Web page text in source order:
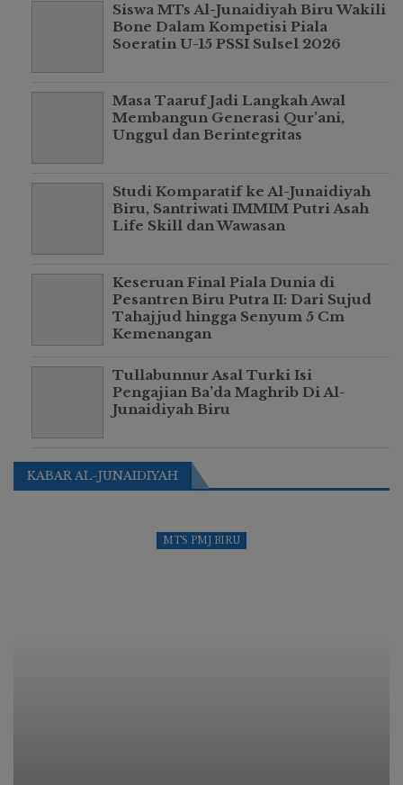
Siswa MTs Al-Junaidiyah Biru Wakili
Bone Dalam Kompetisi Piala
Soeratin U-15 PSSI Sulsel 2026
Masa Taaruf Jadi Langkah Awal
Membangun Generasi Qur’ani,
Unggul dan Berintegritas
Studi Komparatif ke Al-Junaidiyah
Biru, Santriwati IMMIM Putri Asah
Life Skill dan Wawasan
Keseruan Final Piala Dunia di
Pesantren Biru Putra II: Dari Sujud
Tahajjud hingga Senyum 5 Cm
Kemenangan
Tullabunnur Asal Turki Isi
Pengajian Ba’da Maghrib Di Al-
Junaidiyah Biru
KABAR AL-JUNAIDIYAH
MTS PMJ BIRU